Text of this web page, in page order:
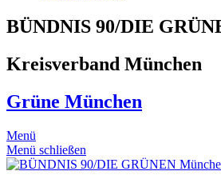
BÜNDNIS 90/DIE
Kreisverband München
Grüne München
Menü
Menü schließen